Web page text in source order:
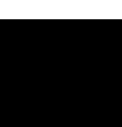
お客様が追加で作業を望まれ